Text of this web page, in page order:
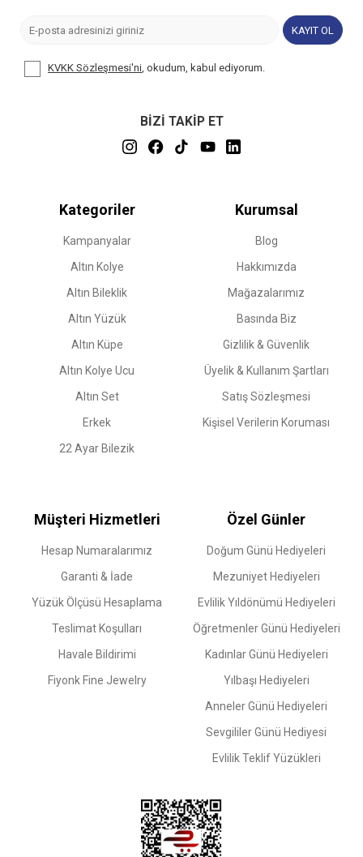
KAYIT OL
KVKK Sözleşmesi'ni, okudum, kabul ediyorum.
BİZİ TAKİP ET
Kategoriler
Kampanyalar
Altın Kolye
Altın Bileklik
Altın Yüzük
Altın Küpe
Altın Kolye Ucu
Altın Set
Erkek
22 Ayar Bilezik
Kurumsal
Blog
Hakkımızda
Mağazalarımız
Basında Biz
Gizlilik & Güvenlik
Üyelik & Kullanım Şartları
Satış Sözleşmesi
Kişisel Verilerin Koruması
Müşteri Hizmetleri
Hesap Numaralarımız
Garanti & İade
Yüzük Ölçüsü Hesaplama
Teslimat Koşulları
Havale Bildirimi
Fiyonk Fine Jewelry
Özel Günler
Doğum Günü Hediyeleri
Mezuniyet Hediyeleri
Evlilik Yıldönümü Hediyeleri
Öğretmenler Günü Hediyeleri
Kadınlar Günü Hediyeleri
Yılbaşı Hediyeleri
Anneler Günü Hediyeleri
Sevgililer Günü Hediyesi
Evlilik Teklif Yüzükleri